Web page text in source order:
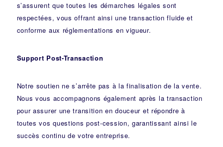
s’assurent que toutes les démarches légales sont
respectées, vous offrant ainsi une transaction fluide et
conforme aux réglementations en vigueur.
Support Post-Transaction
Notre soutien ne s’arrête pas à la finalisation de la vente.
Nous vous accompagnons également après la transaction
pour assurer une transition en douceur et répondre à
toutes vos questions post-cession, garantissant ainsi le
succès continu de votre entreprise.